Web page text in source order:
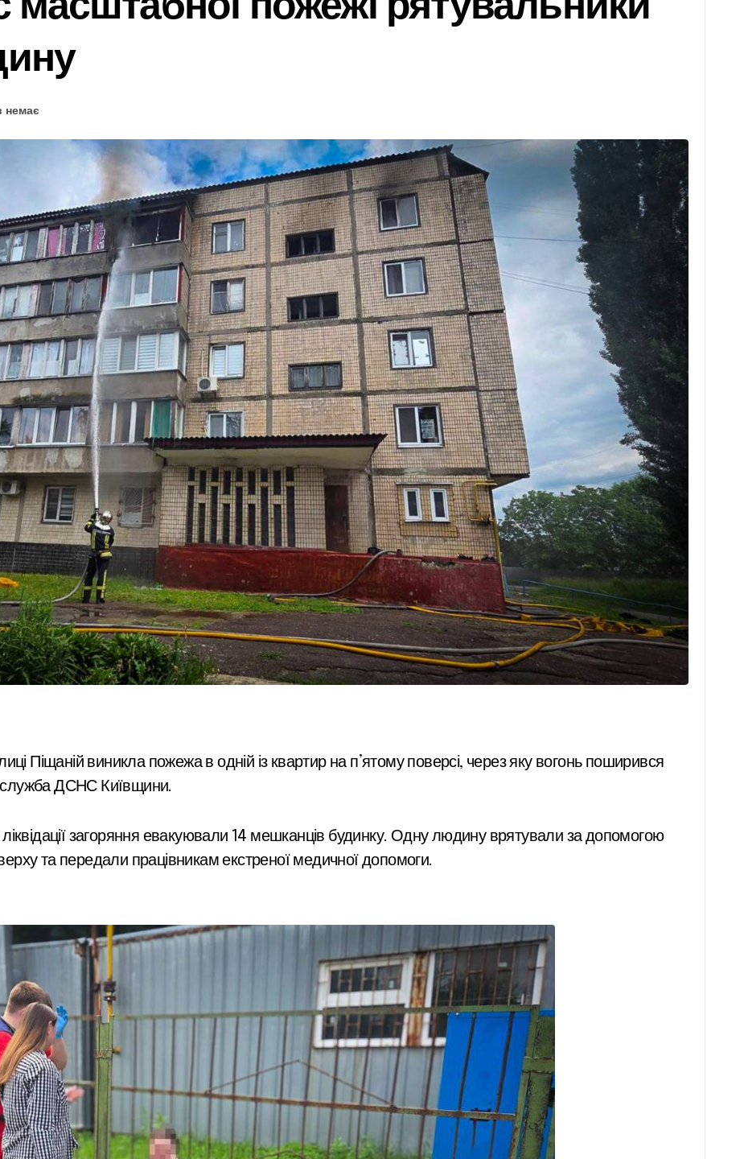
немає
Піщаній виникла пожежа в одній із квартир на п’ятому поверсі, через яку вогонь поширився
ДСНС Київщини.
загоряння евакуювали 14 мешканців будинку. Одну людину врятували за допомогою
та передали працівникам екстреної медичної допомоги.